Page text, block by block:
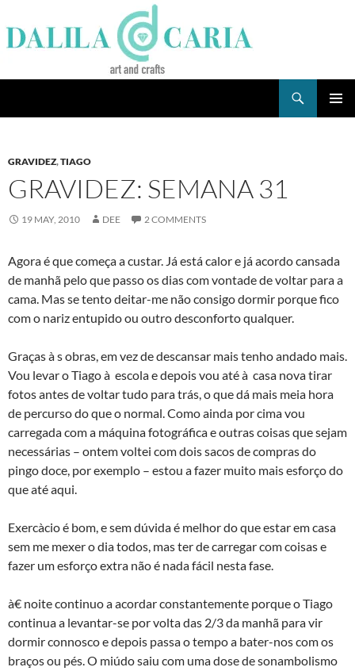
to
content
GRAVIDEZ,TIAGO
GRAVIDEZ: SEMANA 31
19 MAY, 2010 DEE 2 COMMENTS
Agora é que começa a custar. Já está calor e já acordo cansada
de manhã pelo que passo os dias com vontade de voltar para a
cama. Mas se tento deitar-me não consigo dormir porque fico
com o nariz entupido ou outro desconforto qualquer.
Graças à s obras, em vez de descansar mais tenho andado mais.
Vou levar o Tiago à escola e depois vou até à casa nova tirar
fotos antes de voltar tudo para trás, o que dá mais meia hora
de percurso do que o normal. Como ainda por cima vou
carregada com a máquina fotográfica e outras coisas que sejam
necessárias – ontem voltei com dois sacos de compras do
pingo doce, por exemplo – estou a fazer muito mais esforço do
que até aqui.
Exercà­cio é bom, e sem dúvida é melhor do que estar em casa
sem me mexer o dia todos, mas ter de carregar com coisas e
fazer um esforço extra não é nada fácil nesta fase.
à€ noite continuo a acordar constantemente porque o Tiago
continua a levantar-se por volta das 2/3 da manhã para vir
dormir connosco e depois passa o tempo a bater-nos com os
braços ou pés. O miúdo saiu com uma dose de sonambolismo